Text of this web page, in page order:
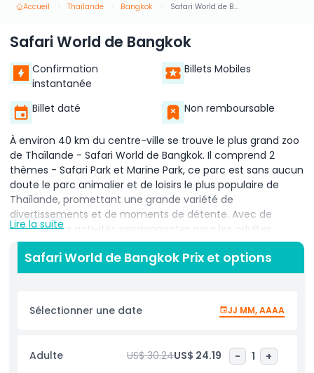
Accueil Thaïlande Bangkok Safari World de Bangkok
Safari World de Bangkok
Confirmation
instantanée
Billets Mobiles
Billet daté Non remboursable
À environ 40 km du centre-ville se trouve le plus grand zoo
de Thaïlande - Safari World de Bangkok. Il comprend 2
thèmes - Safari Park et Marine Park, ce parc est sans aucun
doute le parc animalier et de loisirs le plus populaire de
Thaïlande, promettant une grande variété de
divertissements et de moments de détente. Avec de
nombreuses activités passionnantes pour les adultes
comme pour les enfants, Safari World de Bangkok est un
incontournable de toutes les vacances en famille. Avant de
partir pour une journée avec des animaux et des
sur Safari World de Bangkok. C'est l'endroit parfait pour
passer une journée de plaisir et d'excitation en famille,
découvrir la beauté de la nature et de la faune tout en
s'amusant.
Lire la suite
Safari World de Bangkok Prix et options
Sélectionner une date JJ MM, AAAA
Adulte US$ 30.24US$ 24.19 - 1 +